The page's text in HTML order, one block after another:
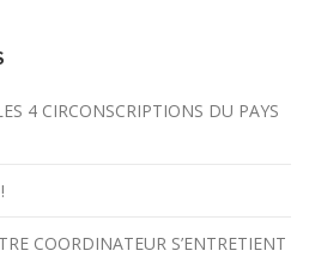
4 CIRCONSCRIPTIONS DU PAYS
COORDINATEUR S’ENTRETIENT